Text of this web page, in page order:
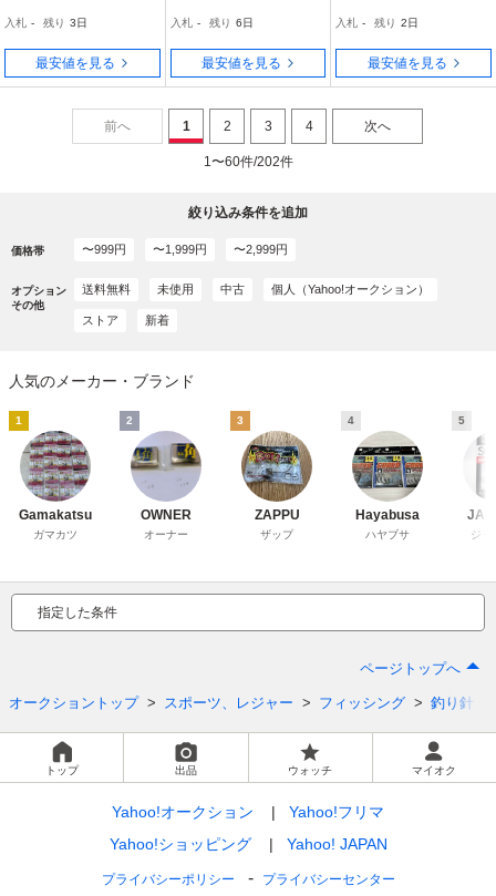
入札 - 残り 3日
最安値を見る
入札 - 残り 6日
最安値を見る
入札 - 残り 2日
最安値を見る
前へ 1 2 3 4 次へ
1〜60件/202件
絞り込み条件を追加
価格帯 〜999円 〜1,999円 〜2,999円
オプション
その他
送料無料 未使用 中古 個人（Yahoo!オークション）
ストア 新着
人気のメーカー・ブランド
1
Gamakatsu
ガマカツ
2
OWNER
オーナー
3
ZAPPU
ザップ
4
Hayabusa
ハヤブサ
5
ジャ
指定した条件
ページトップへ
オークショントップ スポーツ、レジャー フィッシング 釣り針
トップ 出品 ウォッチ マイオク
Yahoo!オークション
Yahoo!フリマ
Yahoo!ショッピング
Yahoo! JAPAN
プライバシーポリシー プライバシーセンター